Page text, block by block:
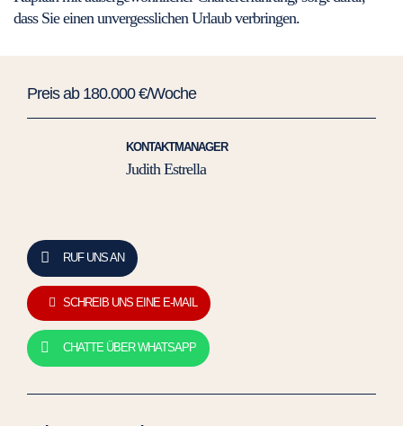
dass Sie einen unvergesslichen Urlaub verbringen.
Preis ab 180.000 €/Woche
KONTAKTMANAGER
Judith Estrella
RUF UNS AN
SCHREIB UNS EINE E-MAIL
CHATTE ÜBER WHATSAPP